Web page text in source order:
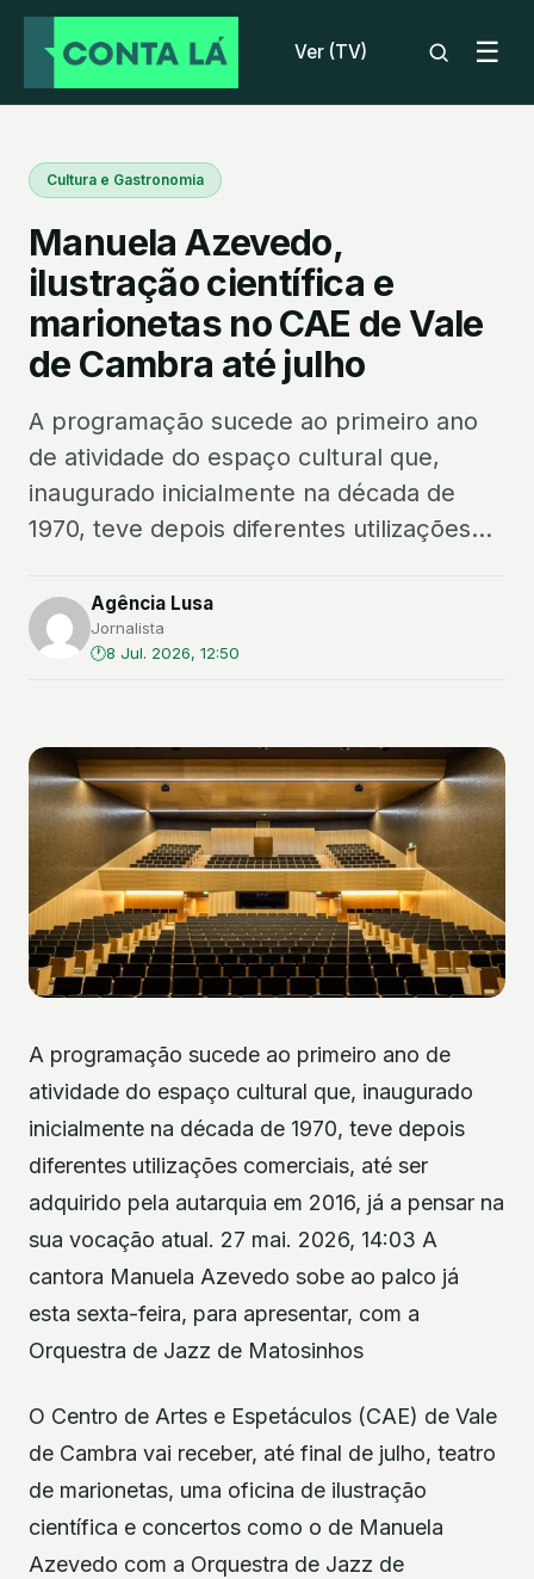
Ver (TV) ☰
Cultura e Gastronomia
Manuela Azevedo,
ilustração científica e
marionetas no CAE de Vale
de Cambra até julho
A programação sucede ao primeiro ano
de atividade do espaço cultural que,
inaugurado inicialmente na década de
1970, teve depois diferentes utilizações...
Agência Lusa
Jornalista
8 Jul. 2026, 12:50
A programação sucede ao primeiro ano de
atividade do espaço cultural que, inaugurado
inicialmente na década de 1970, teve depois
diferentes utilizações comerciais, até ser
adquirido pela autarquia em 2016, já a pensar na
sua vocação atual. 27 mai. 2026, 14:03 A
cantora Manuela Azevedo sobe ao palco já
esta sexta-feira, para apresentar, com a
Orquestra de Jazz de Matosinhos
O Centro de Artes e Espetáculos (CAE) de Vale
de Cambra vai receber, até final de julho, teatro
de marionetas, uma oficina de ilustração
científica e concertos como o de Manuela
Azevedo com a Orquestra de Jazz de